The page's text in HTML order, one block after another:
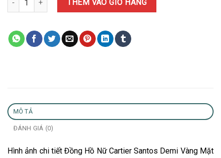
THÊM VÀO GIỎ HÀNG
MÔ TẢ
ĐÁNH GIÁ (0)
Hình ảnh chi tiết Đồng Hồ Nữ Cartier Santos Demi Vàng Mặt